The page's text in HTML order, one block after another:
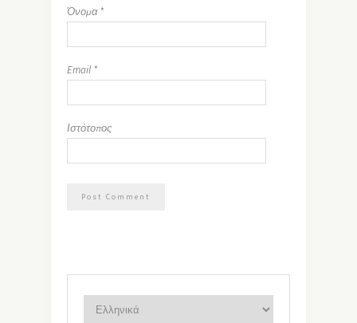
Όνομα *
Email *
Ιστότοπος